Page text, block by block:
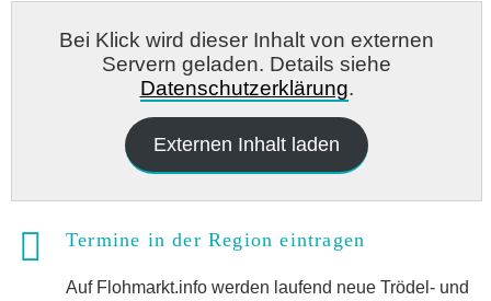
Bei Klick wird dieser Inhalt von externen
Servern geladen. Details siehe
Datenschutzerklärung.
Externen Inhalt laden
Termine in der Region eintragen
Auf Flohmarkt.info werden laufend neue Trödel- und